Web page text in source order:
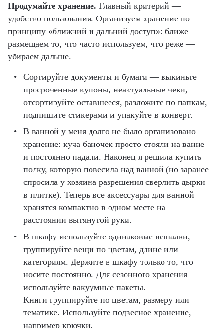
Продумайте хранение. Главный критерий —
удобство пользования. Организуем хранение по
принципу «ближний и дальний доступ»: ближе
размещаем то, что часто используем, что реже —
убираем дальше.
Сортируйте документы и бумаги — выкиньте
просроченные купоны, неактуальные чеки,
отсортируйте оставшееся, разложите по папкам,
подпишите стикерами и упакуйте в конверт.
В ванной у меня долго не было организовано
хранение: куча баночек просто стояли на ванне
и постоянно падали. Наконец я решила купить
полку, которую повесила над ванной (но заранее
спросила у хозяина разрешения сверлить дырки
в плитке). Теперь все аксессуары для ванной
хранятся компактно в одном месте на
расстоянии вытянутой руки.
В шкафу используйте одинаковые вешалки,
группируйте вещи по цветам, длине или
категориям. Держите в шкафу только то, что
носите постоянно. Для сезонного хранения
используйте вакуумные пакеты.
Книги группируйте по цветам, размеру или
тематике. Используйте подвесное хранение,
например крючки.